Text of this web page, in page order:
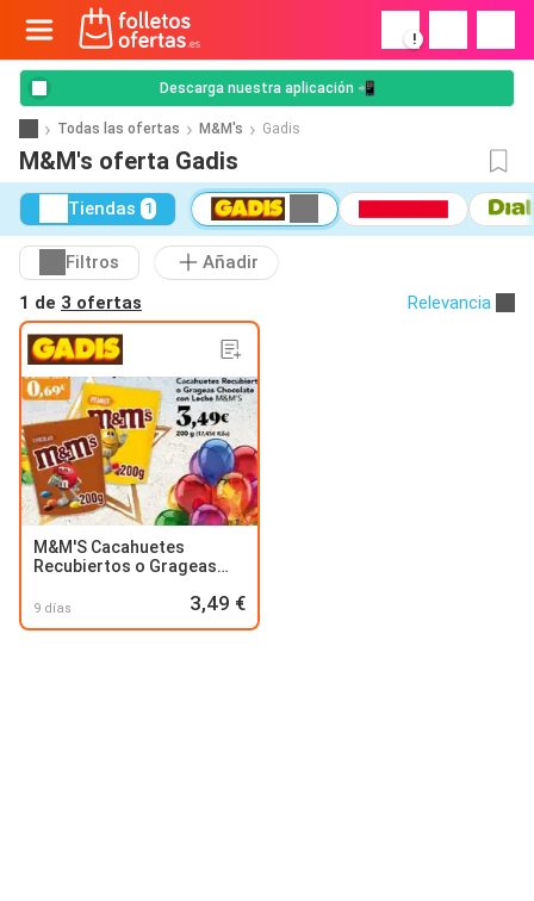
!
Descarga nuestra aplicación 📲
Todas las ofertas M&M's Gadis
M&M's oferta Gadis
Tiendas 1
Filtros
Añadir
1 de 3 ofertas Relevancia
M&M'S Cacahuetes
Recubiertos o Grageas
9 días 3,49 €